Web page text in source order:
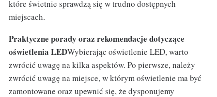
które świetnie sprawdzą się w trudno dostępnych
miejscach.
Praktyczne porady oraz rekomendacje dotyczące
oświetlenia LEDWybierając oświetlenie LED, warto
zwrócić uwagę na kilka aspektów. Po pierwsze, należy
zwrócić uwagę na miejsce, w którym oświetlenie ma być
zamontowane oraz upewnić się, że dysponujemy